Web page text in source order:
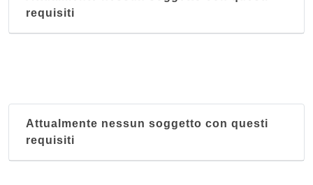
requisiti
Attualmente nessun soggetto con questi
requisiti